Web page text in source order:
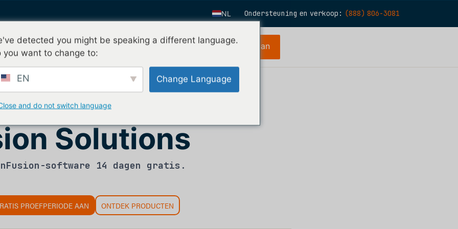
NL
ES
IT
Ondersteuning en verkoop: (888) 806-3081
Waarom nFusion Contact Vraag mijn gratis proefperiode aan
op de markt voor edelmetalen
nieuws van
Solutions
software 14 dagen gratis.
PROEFPERIODE AAN ONTDEK PRODUCTEN
detected you might be speaking a different language.
you want to change to:
EN Change Language
and do not switch language